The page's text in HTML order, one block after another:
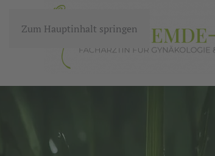
Zum Hauptinhalt springen